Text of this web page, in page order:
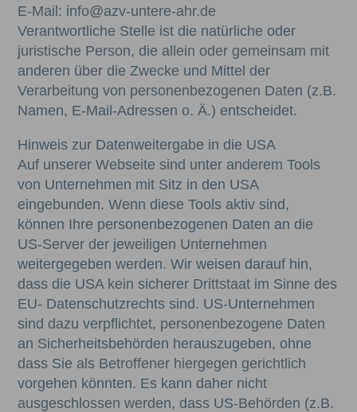
E-Mail: info@azv-untere-ahr.de
Verantwortliche Stelle ist die natürliche oder
juristische Person, die allein oder gemeinsam mit
anderen über die Zwecke und Mittel der
Verarbeitung von personenbezogenen Daten (z.B.
Namen, E-Mail-Adressen o. Ä.) entscheidet.
Hinweis zur Datenweitergabe in die USA
Auf unserer Webseite sind unter anderem Tools
von Unternehmen mit Sitz in den USA
eingebunden. Wenn diese Tools aktiv sind,
können Ihre personenbezogenen Daten an die
US-Server der jeweiligen Unternehmen
weitergegeben werden. Wir weisen darauf hin,
dass die USA kein sicherer Drittstaat im Sinne des
EU- Datenschutzrechts sind. US-Unternehmen
sind dazu verpflichtet, personenbezogene Daten
an Sicherheitsbehörden herauszugeben, ohne
dass Sie als Betroffener hiergegen gerichtlich
vorgehen könnten. Es kann daher nicht
ausgeschlossen werden, dass US-Behörden (z.B.